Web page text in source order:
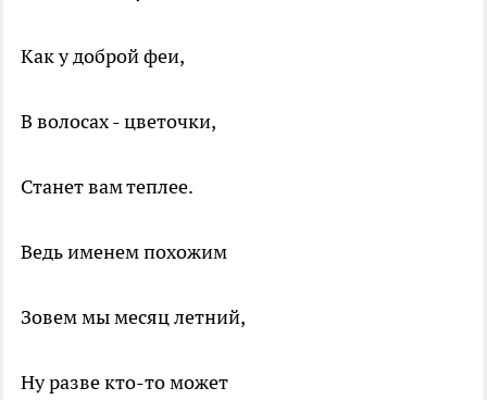
Как у доброй феи,
В волосах - цветочки,
Станет вам теплее.
Ведь именем похожим
Зовем мы месяц летний,
Ну разве кто-то может